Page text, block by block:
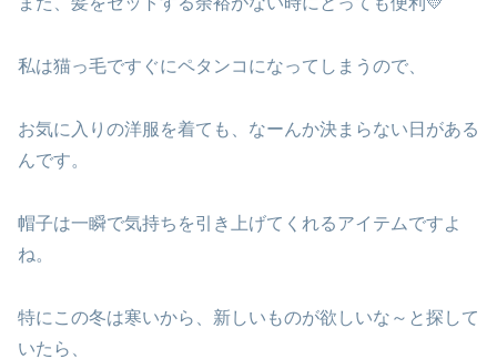
私は猫っ毛ですぐにペタンコになってしまうので、
お気に入りの洋服を着ても、なーんか決まらない日がある
んです。
帽子は一瞬で気持ちを引き上げてくれるアイテムですよ
ね。
特にこの冬は寒いから、新しいものが欲しいな～と探して
いたら、